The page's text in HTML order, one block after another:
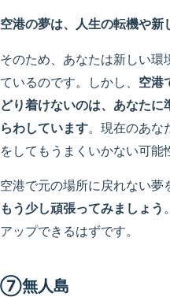
空港の夢は、人生の転機や新
そのため、あなたは新しい環
ているのです。しかし、 空港
どり着けないのは、あなた
らわしています。現在のあな
をしてもうまくいかない可能
空港で元の場所に戻れない夢
もう少し頑張ってみましょう
アップできるはずです。
⑦無人島